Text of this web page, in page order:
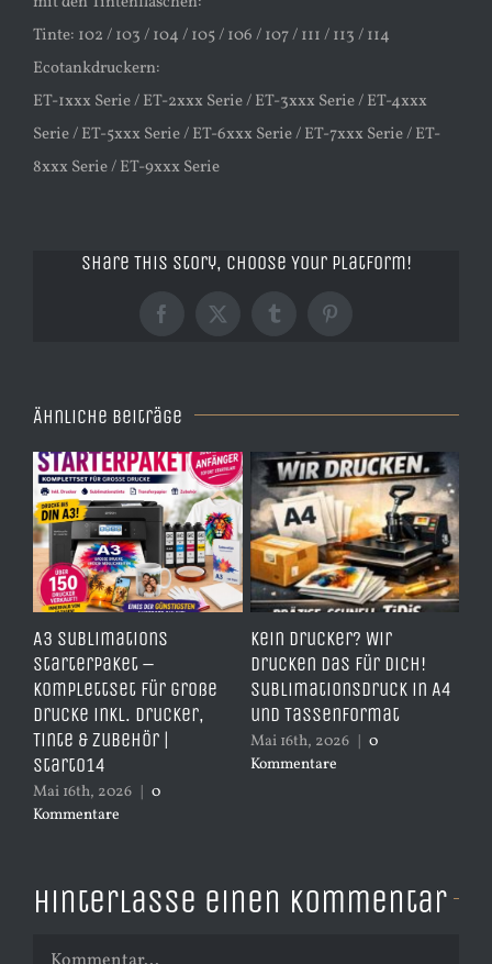
Tinte: 102 / 103 / 104 / 105 / 106 / 107 / 111 / 113 / 114
Ecotankdruckern:
ET-1xxx Serie / ET-2xxx Serie / ET-3xxx Serie / ET-4xxx
Serie / ET-5xxx Serie / ET-6xxx Serie / ET-7xxx Serie / ET-
8xxx Serie / ET-9xxx Serie
Share This Story, Choose Your Platform!
Facebook
X TumblrPinterest
Ähnliche Beiträge
A3 Sublimations
Starterpaket –
Komplettset für große
Drucke inkl. Drucker,
Tinte & Zubehör |
Start014
Mai 16th, 2026 | 0
Kommentare
Kein Drucker? Wir
drucken das für dich!
Sublimationsdruck in A4
und Tassenformat
Mai 16th, 2026 | 0
Kommentare
Hinterlasse einen Kommentar
Kommentar